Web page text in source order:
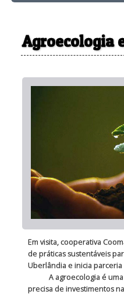
Agroecologia
Em visita, cooperativa
de práticas sustentáveis
Uberlândia e inicia
A agroecologia é uma
precisa de investimentos